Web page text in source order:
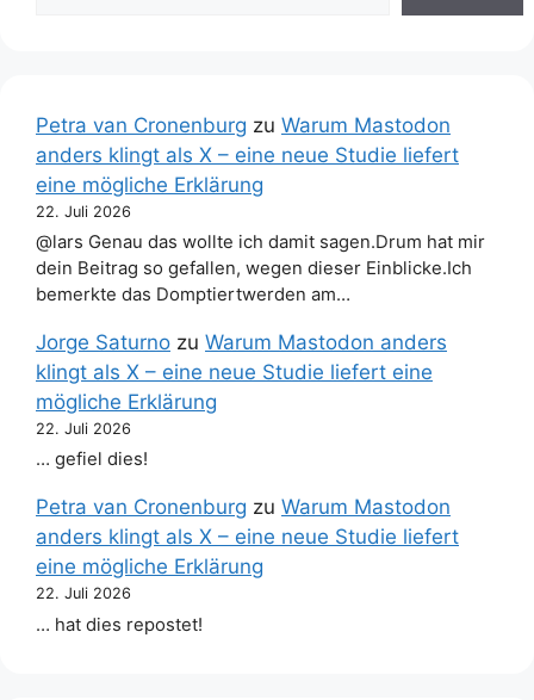
Petra van Cronenburg zu Warum Mastodon
anders klingt als X – eine neue Studie liefert
eine mögliche Erklärung
22. Juli 2026
@lars Genau das wollte ich damit sagen.Drum hat mir
dein Beitrag so gefallen, wegen dieser Einblicke.Ich
bemerkte das Domptiertwerden am…
Jorge Saturno zu Warum Mastodon anders
klingt als X – eine neue Studie liefert eine
mögliche Erklärung
22. Juli 2026
… gefiel dies!
Petra van Cronenburg zu Warum Mastodon
anders klingt als X – eine neue Studie liefert
eine mögliche Erklärung
22. Juli 2026
… hat dies repostet!